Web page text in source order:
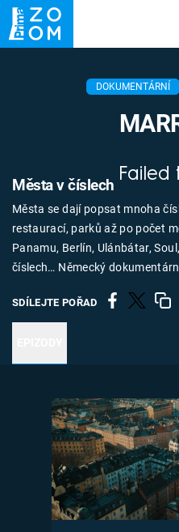
ZRÁDCI UFO
VETŘELCI
Témata
Témata
Pořady
Sledujte prima+
Přihlášení
DOKUMENTÁRNÍ
Failed
Města se dají popsat mnoha
restaurací, parků až po počet
Panamu, Berlín, Ulánbátar,
číslech… Německý
SDÍLEJTE POŘAD
Města v číslech